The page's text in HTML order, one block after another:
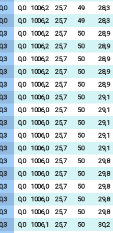
0,0 1006,2 25,7 49
28,3
0,0 1006,2 25,7 49
28,3
0,0 1006,2 25,7 50
28,9
0,0 1006,2 25,7 50
28,9
0,0 1006,2 25,7 50
28,9
0,0 1006,2 25,7 50
28,9
0,0 1006,2 25,7 50
28,9
0,0 1006,0 25,7 50
29,1
0,0 1006,0 25,7 50
29,1
0,0 1006,0 25,7 50
29,1
0,0 1006,0 25,7 50
29,1
0,0 1006,0 25,7 50
29,1
0,0 1006,0 25,7 50
29,8
0,0 1006,0 25,7 50
29,8
0,0 1006,0 25,7 50
29,8
0,0 1006,0 25,7 50
29,8
0,0 1006,0 25,7 50
29,8
0,0 1006,1 25,7 50
30,2